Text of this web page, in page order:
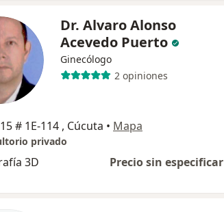
Dr. Alvaro Alonso
Acevedo Puerto
Ginecólogo
2 opiniones
# 1E-114 , Cúcuta • Mapa
privado
3D Precio sin especificar